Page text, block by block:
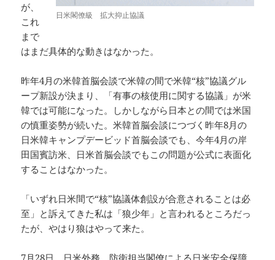
日米閣僚級 拡大抑止協議
が、
これ
まで
はまだ具体的な動きはなかった。
昨年4月の米韓首脳会談で米韓の間で米韓“核”協議グル
ープ新設が決まり、「有事の核使用に関する協議」が米
韓では可能になった。しかしながら日本との間では米国
の慎重姿勢が続いた。米韓首脳会談につづく昨年8月の
日米韓キャンプデービッド首脳会談でも、今年4月の岸
田国賓訪米、日米首脳会談でもこの問題が公式に表面化
することはなかった。
「いずれ日米間で“核”協議体創設が合意されることは必
至」と訴えてきた私は「狼少年」と言われるところだっ
たが、やはり狼はやって来た。